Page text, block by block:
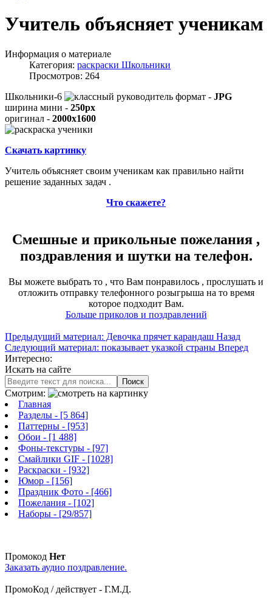
Учитель объясняет ученикам
Информация о материале
Категория: раскраски Школьники
Просмотров: 264
Школьники-6
формат - JPG
ширина мини - 250px
оригинал - 2000x1600
Скачать картинку
Учитель объясняет своим ученикам как правильно найти
решение заданных задач .
Что скажете?
Смешные и прикольные пожелания ,
поздравления и шутки на телефон.
Вы можете выбрать то , что Вам понравилось , прослушать и
отложить отправку телефонного розыгрыша на то время
которое подходит Вам.
Больше приколов и поздравлений
Предыдущий материал: Девочка прячет карандаш Назад
Следующий материал: показывает указкой страны Вперед
Интересно:
Искать на сайте
Поиск
Смотрим:
Главная
Разделы - [5 864]
Паттерны - [953]
Обои - [1 488]
Фоны-текстуры - [97]
Смайлики GIF - [1028]
Раскраски - [932]
Юмор - [156]
Праздник Фото - [466]
Пожелания - [102]
Наборы - [29/857]
Промокод Нет
Заказать аудио поздравление.
ПромоКод / действует - Г.М.Д.